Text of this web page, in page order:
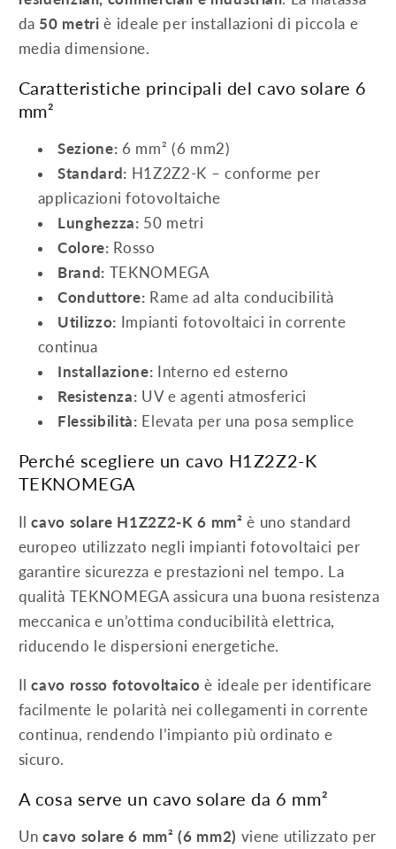
da 50 metri è ideale per installazioni di piccola e
media dimensione.
Caratteristiche principali del cavo solare 6
mm²
Sezione: 6 mm² (6 mm2)
Standard: H1Z2Z2-K – conforme per
applicazioni fotovoltaiche
Lunghezza: 50 metri
Colore: Rosso
Brand: TEKNOMEGA
Conduttore: Rame ad alta conducibilità
Utilizzo: Impianti fotovoltaici in corrente
continua
Installazione: Interno ed esterno
Resistenza: UV e agenti atmosferici
Flessibilità: Elevata per una posa semplice
Perché scegliere un cavo H1Z2Z2-K
TEKNOMEGA
Ilcavo solare H1Z2Z2-K 6 mm² è uno standard
europeo utilizzato negli impianti fotovoltaici per
garantire sicurezza e prestazioni nel tempo. La
qualità TEKNOMEGA assicura una buona resistenza
meccanica e un’ottima conducibilità elettrica,
riducendo le dispersioni energetiche.
Ilcavo rosso fotovoltaico è ideale per identificare
facilmente le polarità nei collegamenti in corrente
continua, rendendo l’impianto più ordinato e
sicuro.
A cosa serve un cavo solare da 6 mm²
Uncavo solare 6 mm² (6 mm2) viene utilizzato per